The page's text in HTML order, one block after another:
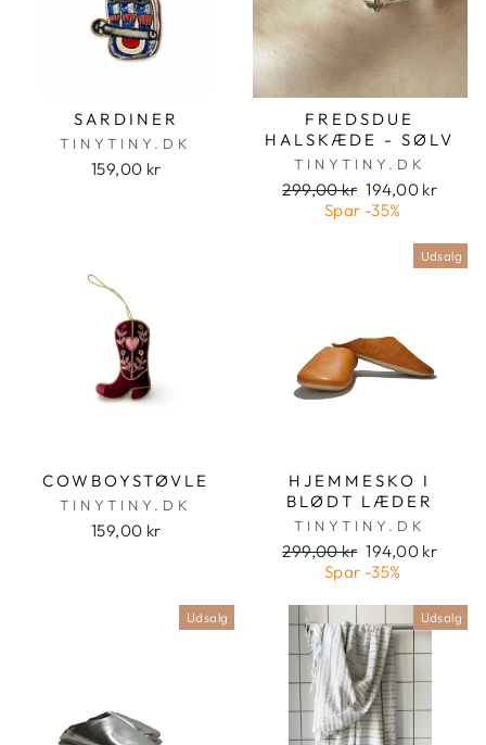
SARDINER
TINYTINY.DK
159,00 kr
FREDSDUE
HALSKÆDE - SØLV
TINYTINY.DK
Pris
299,00 kr Udsalgspris
194,00 kr
Spar -35%
COWBOYSTØVLE
TINYTINY.DK
159,00 kr
Udsalg
HJEMMESKO I
BLØDT LÆDER
TINYTINY.DK
Pris
299,00 kr Udsalgspris
194,00 kr
Spar -35%
Udsalg Udsalg